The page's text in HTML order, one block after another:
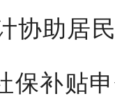
协助居
保补贴